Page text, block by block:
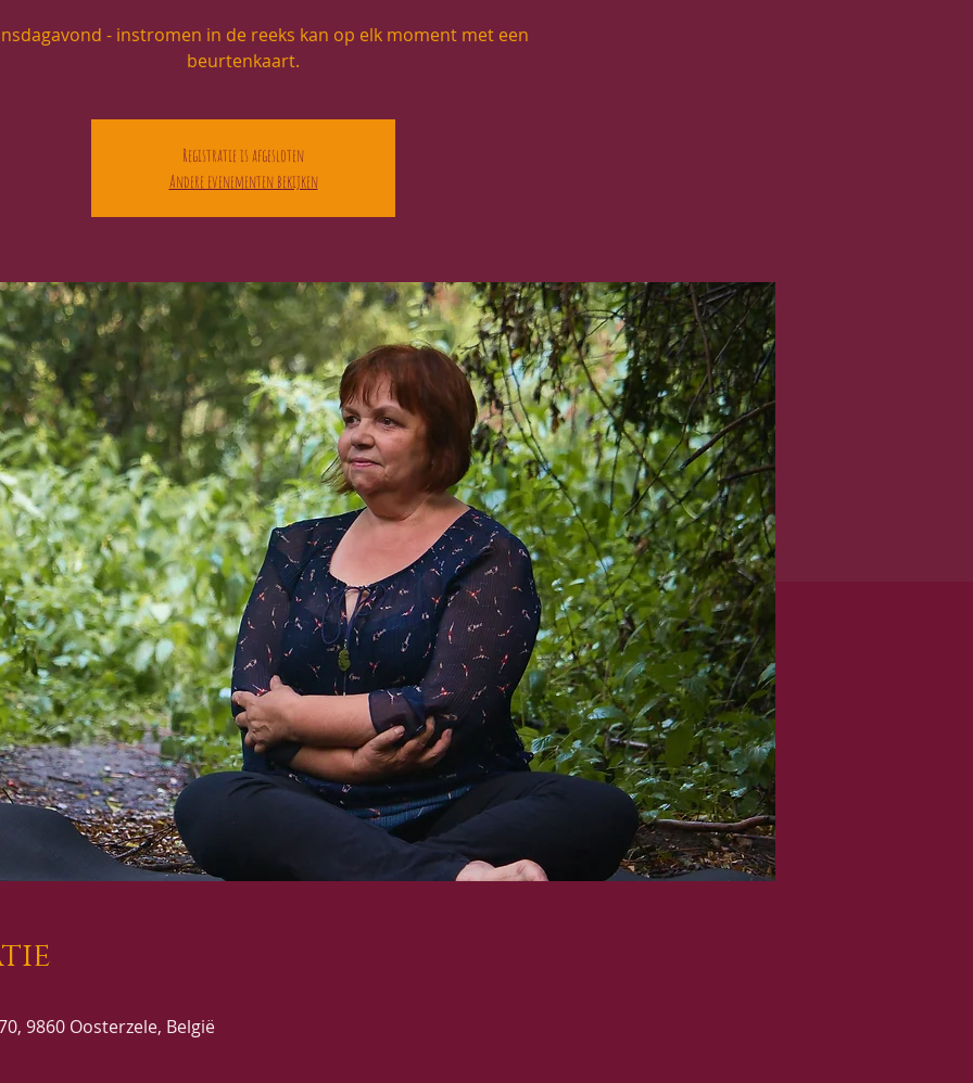
- instromen in de reeks kan op elk moment met een
beurtenkaart.
Registratie is afgesloten
Andere evenementen bekijken
9860 Oosterzele, België